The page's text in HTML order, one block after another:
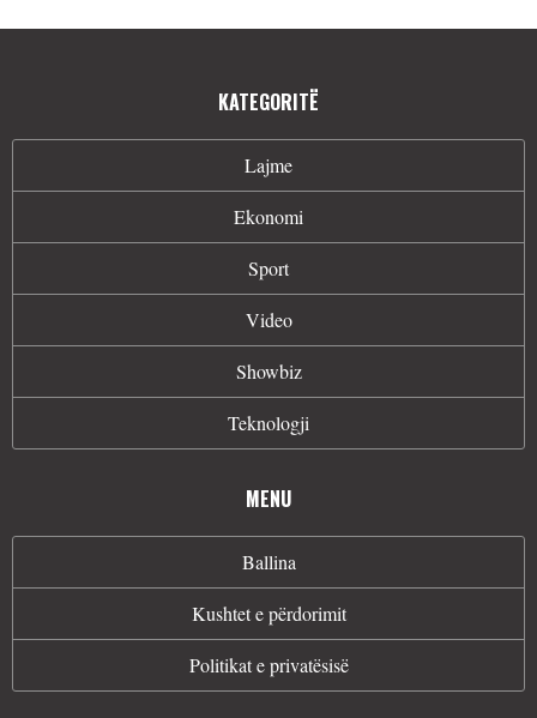
KATEGORITË
Lajme
Ekonomi
Sport
Video
Showbiz
Teknologji
MENU
Ballina
Kushtet e përdorimit
Politikat e privatësisë